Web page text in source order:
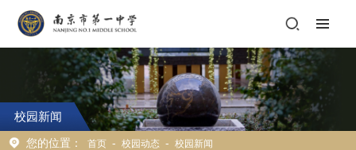
校园新闻
您的位置： 首页 - 校园动态 - 校园新闻